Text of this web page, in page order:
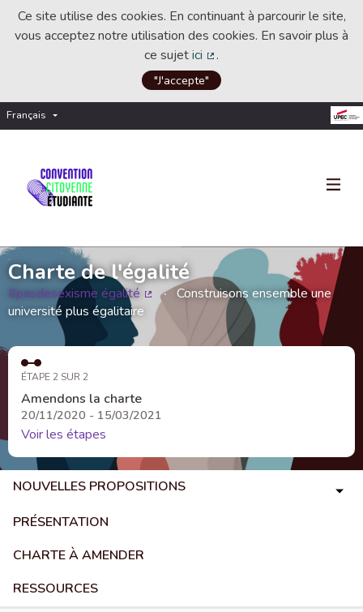
Ce site utilise des cookies. En continuant à parcourir le site,
vous acceptez notre utilisation des cookies. En savoir plus à
ce sujetici
(Lien externe)
.
"J'accepte"
Français Choisir la langue
Charte de l'égalité
#pasdesexisme égalité
(Lien externe)
Construisons ensemble une
université plus égalitaire
ÉTAPE 2 SUR 2
Amendons la charte
20/11/2020 - 15/03/2021
Voir les étapes
NOUVELLES PROPOSITIONS
PRÉSENTATION
CHARTE À AMENDER
RESSOURCES